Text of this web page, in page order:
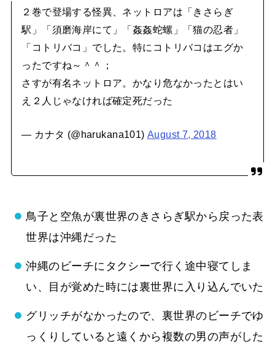
２巻で登場する怪異、ネットロアは「きさらぎ
駅」「須磨海岸にて」「姦姦蛇螺」「猫の忍者」
「コトリバコ」でした。特にコトリバコはエグか
ったですね～＾＾；
さすが有名ネットロア。かなり危なかったとはい
え２人じゃなければ確定死だった
— カナタ (@harukana101) August 7, 2018
鳥子と空魚が裏世界のきさらぎ駅から戻った表
世界は沖縄だった
沖縄のビーチにタクシーで行く途中寝てしま
い、目が覚めた時には裏世界に入り込んでいた
グリッチがなかったので、裏世界のビーチでゆ
っくりしていると遠くから複数の男の声がした